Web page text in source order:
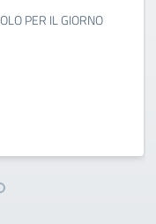
PER IL GIORNO